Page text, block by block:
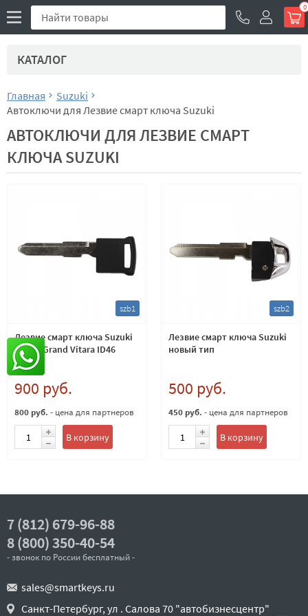
0
КАТАЛОГ
Главная
Suzuki
Автоключи для Лезвие смарт ключа Suzuki
АВТОКЛЮЧИ ДЛЯ ЛЕЗВИЕ СМАРТ
КЛЮЧА SUZUKI
szb1
Лезвие смарт ключа Suzuki
Swift , Grand Vitara ID46
900 руб.
800 руб. - цена для партнеров
В корзину
szb2
Лезвие смарт ключа Suzuki
новый тип
500 руб.
450 руб. - цена для партнеров
В корзину
7 (812) 679-96-88
8 (800) 350-40-54
- звонок по России бесплатный -
sales@smartkeys.ru
Санкт-Петербург, ул . Салова 70 "автобизнесцентр"